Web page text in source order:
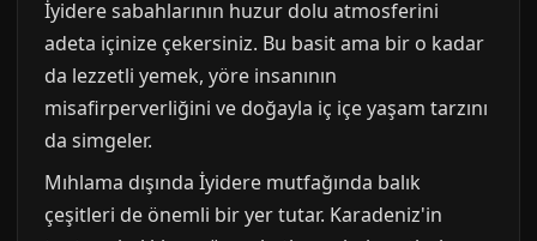
İyidere sabahlarının huzur dolu atmosferini
adeta içinize çekersiniz. Bu basit ama bir o kadar
da lezzetli yemek, yöre insanının
misafirperverliğini ve doğayla iç içe yaşam tarzını
da simgeler.
Mıhlama dışında İyidere mutfağında balık
çeşitleri de önemli bir yer tutar. Karadeniz'in